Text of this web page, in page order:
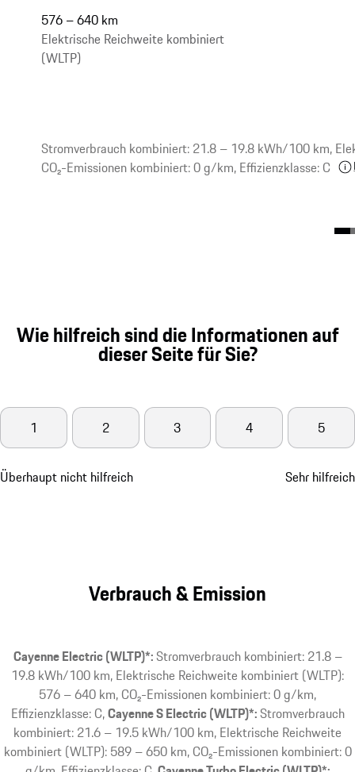
576 – 640 km
Elektrische Reichweite kombiniert
(WLTP)
Stromverbrauch kombiniert: 21.8 – 19.8 kWh/100 km,
CO₂-Emissionen kombiniert: 0 g/km, Effizienzklasse: C
Wie hilfreich sind die Informationen auf
dieser Seite für Sie?
Überhaupt nicht hilfreich
1 2 3 4 5
Sehr hilfreich
Verbrauch & Emission
Cayenne Electric (WLTP)*:Stromverbrauch kombiniert: 21.8 –
19.8 kWh/100 km, Elektrische Reichweite kombiniert (WLTP):
576 – 640 km, CO₂-Emissionen kombiniert: 0 g/km,
Effizienzklasse: C Cayenne S Electric (WLTP)*:Stromverbrauch
kombiniert: 21.6 – 19.5 kWh/100 km, Elektrische Reichweite
kombiniert (WLTP): 589 – 650 km, CO₂-Emissionen kombiniert: 0